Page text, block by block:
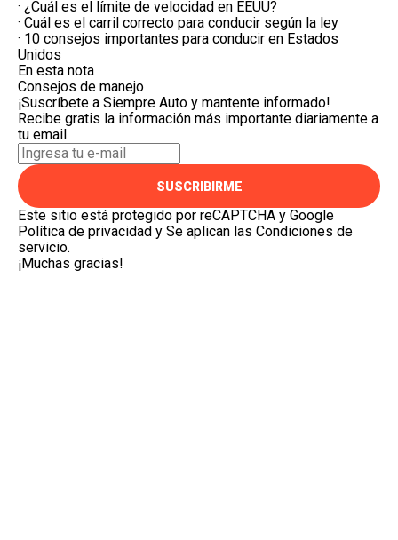
· ¿Cuál es el límite de velocidad en EEUU?
· Cuál es el carril correcto para conducir según la ley
· 10 consejos importantes para conducir en Estados
Unidos
En esta nota
Consejos de manejo
¡Suscríbete a Siempre Auto y mantente informado!
Recibe gratis la información más importante diariamente a
tu email
SUSCRIBIRME
Este sitio está protegido por reCAPTCHA y Google
Política de privacidad y Se aplican las Condiciones de
servicio.
¡Muchas gracias!